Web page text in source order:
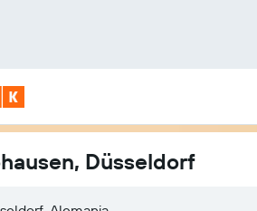
Düsseldorf